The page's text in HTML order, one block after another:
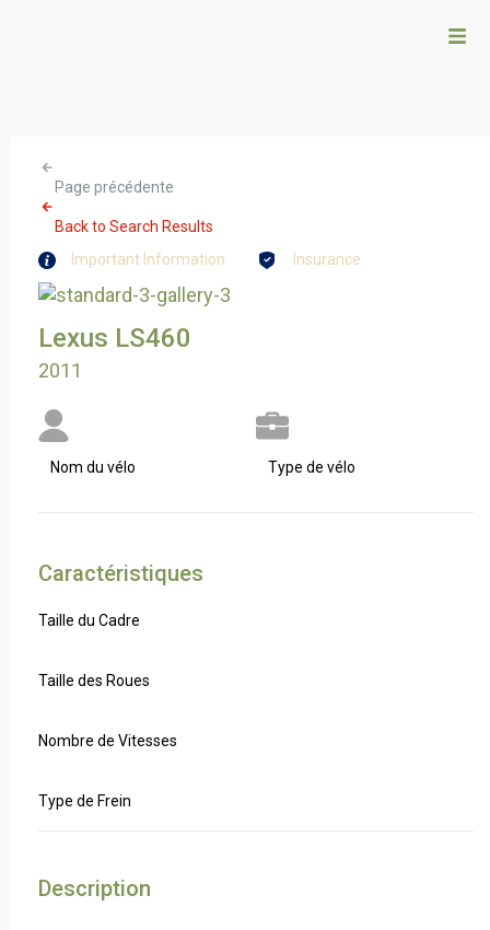
Page précédente
Back to Search Results
Important Information
Insurance
Lexus LS460
2011
Nom du vélo Type de vélo
Caractéristiques
Taille du Cadre
Taille des Roues
Nombre de Vitesses
Type de Frein
Description